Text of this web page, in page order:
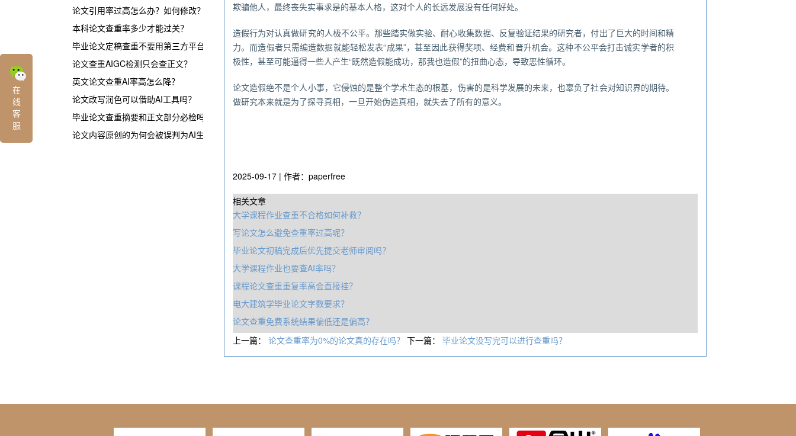
论文引用率过高怎么办？如何修改？
本科论文查重率多少才能过关？
毕业论文定稿查重不要用第三方平台？
论文查重AIGC检测只会查正文？
英文论文查重AI率高怎么降？
论文改写润色可以借助AI工具吗？
毕业论文查重摘要和正文部分必检吗？
论文内容原创的为何会被误判为AI生成？
欺骗他人，最终丧失实事求是的基本人格，这对个人的长远发展没有任何好处。
造假行为对认真做研究的人极不公平。那些踏实做实验、耐心收集数据、反复验证结果的研究者，付出了巨大的时间和精
力。而造假者只需编造数据就能轻松发表“成果”，甚至因此获得奖项、经费和晋升机会。这种不公平会打击诚实学者的积
极性，甚至可能逼得一些人产生“既然造假能成功，那我也造假”的扭曲心态，导致恶性循环。
论文造假绝不是个人小事，它侵蚀的是整个学术生态的根基，伤害的是科学发展的未来，也辜负了社会对知识界的期待。
做研究本来就是为了探寻真相，一旦开始伪造真相，就失去了所有的意义。
2025-09-17 | 作者：paperfree
相关文章
大学课程作业查重不合格如何补救？
写论文怎么避免查重率过高呢？
毕业论文初稿完成后优先提交老师审阅吗？
大学课程作业也要查AI率吗？
课程论文查重重复率高会直接挂？
电大建筑学毕业论文字数要求？
论文查重免费系统结果偏低还是偏高？
上一篇： 论文查重率为0%的论文真的存在吗？ 下一篇： 毕业论文没写完可以进行查重吗？
在
线
客
服